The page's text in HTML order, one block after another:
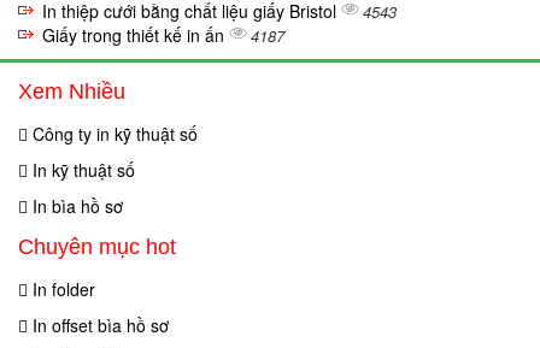
In thiệp cưới bằng chất liệu giấy Bristol 4543
Giấy trong thiết kế in ấn 4187
Xem Nhiều
Công ty in kỹ thuật số
In kỹ thuật số
In bìa hồ sơ
Chuyên mục hot
In folder
In offset bìa hồ sơ